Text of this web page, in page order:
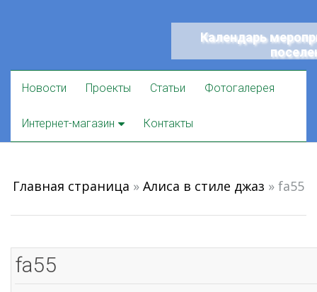
Календарь
Новости Проекты Статьи Фотогалерея
Интернет-магазин Контакты
Главная страница » Алиса в стиле джаз » fa55
fa55